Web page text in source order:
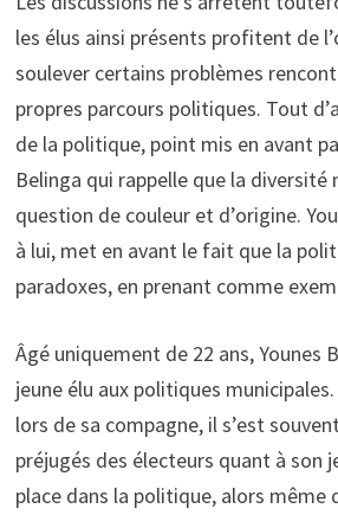
les élus ainsi présents profitent de
soulever certains problèmes
propres parcours politiques. Tout
de la politique, point mis en avant
Belinga qui rappelle que la diversité
question de couleur et d’origine.
à lui, met en avant le fait que la
paradoxes, en prenant comme
Âgé uniquement de 22 ans, Younes
jeune élu aux politiques
lors de sa compagne, il s’est
préjugés des électeurs quant à son
place dans la politique, alors même